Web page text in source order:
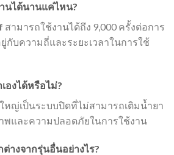
นได้นานแค่ไหน?
สามารถใช้งานได้ถึง 9,000 ครั้งต่อการ
กับความถี่และระยะเวลาในการใช้
องได้หรือไม่?
หญ่เป็นระบบปิดที่ไม่สามารถเติมน้ำยา
พและความปลอดภัยในการใช้งาน
างจากรุ่นอื่นอย่างไร?